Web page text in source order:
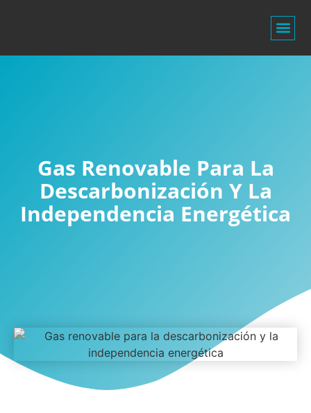
Gas Renovable Para La
Descarbonización Y La
Independencia Energética